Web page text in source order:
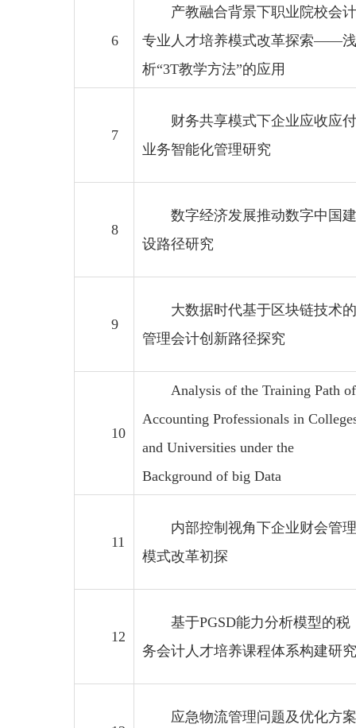
6
产教融合背景下职业院校会计
专业人才培养模式改革探索——浅
析“3T教学方法”的应用
7
财务共享模式下企业应收应付
业务智能化管理研究
8
数字经济发展推动数字中国建
设路径研究
9
大数据时代基于区块链技术的
管理会计创新路径探究
10
Analysis of the Training Path of
Accounting Professionals in
and Universities under the
Background of big Data
11
内部控制视角下企业财会管理
模式改革初探
12
基于PGSD能力分析模型的税
务会计人才培养课程体系构建研究
应急物流管理问题及优化方案